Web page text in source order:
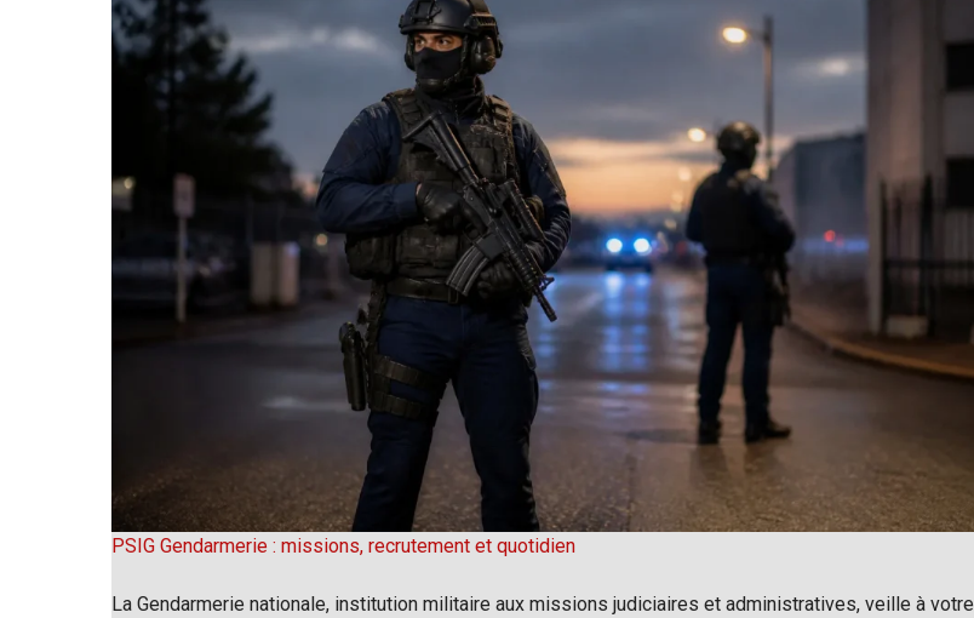
PSIG Gendarmerie : missions, recrutement et quotidien
La Gendarmerie nationale, institution militaire aux missions judiciaires et administratives, veille à votre